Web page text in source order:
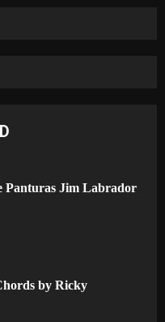
Panturas Jim Labrador
by Ricky